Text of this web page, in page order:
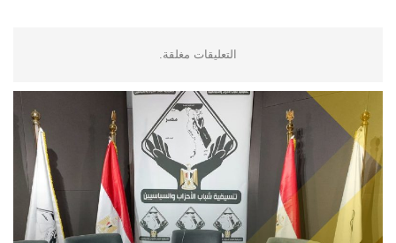
التعليقات مغلقة.